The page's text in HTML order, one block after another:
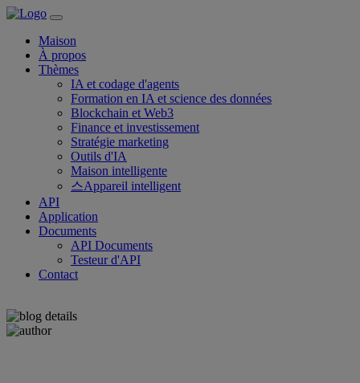
Maison
À propos
Thèmes
IA et codage d'agents
Formation en IA et science des données
Blockchain et Web3
Finance et investissement
Stratégie marketing
Outils d'IA
Maison intelligente
스Appareil intelligent
API
Application
Documents
API Documents
Testeur d'API
Contact